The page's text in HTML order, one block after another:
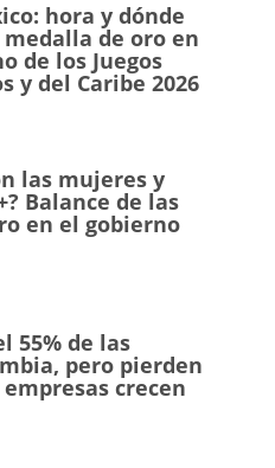
hora y dónde
de oro en
de los Juegos
y del Caribe 2026
las mujeres y
Balance de las
en el gobierno
55% de las
pero pierden
crecen